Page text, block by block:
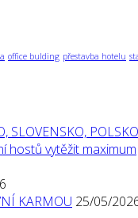
office bulding přestavba hotelu
hostů vytěžit maximum
KARMOU 25/05/